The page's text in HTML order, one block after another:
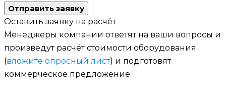
Отправить заявку
Оставить заявку на расчёт
Менеджеры компании ответят на ваши вопросы и
произведут расчёт стоимости оборудования
(вложите опросный лист) и подготовят
коммерческое предложение.